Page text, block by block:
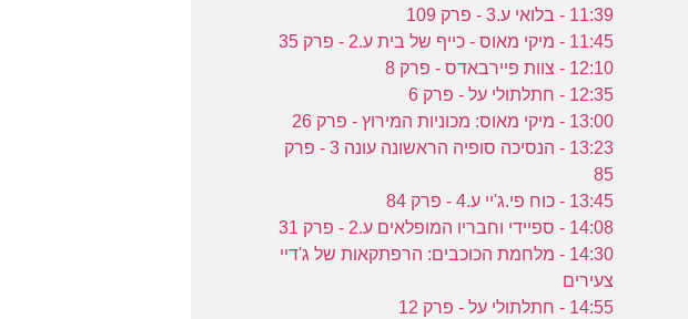
11:39 - בלואי ע.3 - פרק 109
11:45 - מיקי מאוס - כייף של בית ע.2 - פרק 35
12:10 - צוות פיירבאדס - פרק 8
12:35 - חתלתולי על - פרק 6
13:00 - מיקי מאוס: מכוניות המירוץ - פרק 26
13:23 - הנסיכה סופיה הראשונה עונה 3 - פרק
85
13:45 - כוח פי.ג'יי ע.4 - פרק 84
14:08 - ספיידי וחבריו המופלאים ע.2 - פרק 31
14:30 - מלחמת הכוכבים: הרפתקאות של ג'דיי
צעירים
14:55 - חתלתולי על - פרק 12